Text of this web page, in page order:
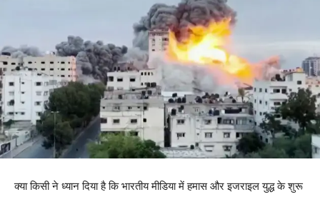
क्या किसी ने ध्यान दिया है कि भारतीय मीडिया में हमास और इजराइल युद्ध के शुरू